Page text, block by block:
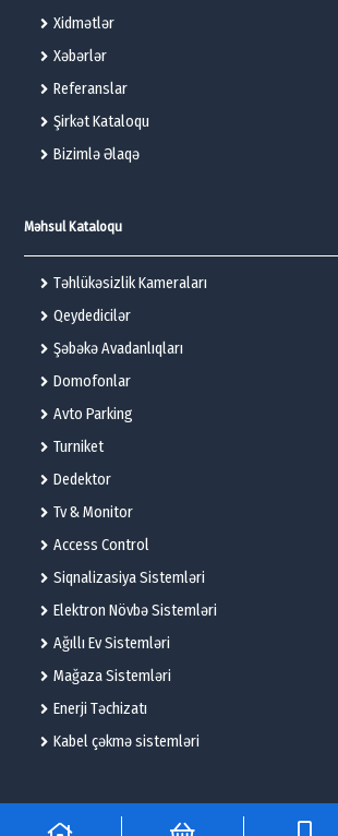
Xidmətlər
Xəbərlər
Referanslar
Şirkət Kataloqu
Bizimlə Əlaqə
Məhsul Kataloqu
Təhlükəsizlik Kameraları
Qeydedicilər
Şəbəkə Avadanlıqları
Domofonlar
Avto Parking
Turniket
Dedektor
Tv & Monitor
Access Control
Siqnalizasiya Sistemləri
Elektron Növbə Sistemləri
Ağıllı Ev Sistemləri
Mağaza Sistemləri
Enerji Təchizatı
Kabel çəkmə sistemləri
© 2025 – Flame Technologies